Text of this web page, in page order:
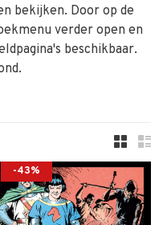
bekijken. Door op de
verder open en
beschikbaar.
-43%